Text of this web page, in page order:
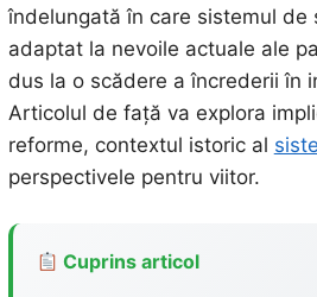
îndelungată în care sistemul de
adaptat la nevoile actuale ale
dus la o scădere a încrederii în
Articolul de față va explora
reforme, contextul istoric al
perspectivele pentru viitor.
Cuprins articol